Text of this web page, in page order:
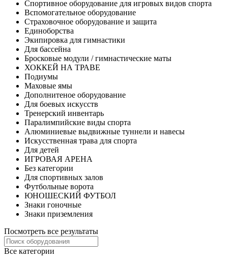
Спортивное оборудование для игровых видов спорта
Вспомогательное оборудование
Страховочное оборудование и защита
Единоборства
Экипировка для гимнастики
Для бассейна
Бросковые модули / гимнастические маты
ХОККЕЙ НА ТРАВЕ
Подиумы
Маховые ямы
Дополнитеное оборудование
Для боевых искусств
Тренерский инвентарь
Паралимпийские виды спорта
Алюминиевые выдвижные туннели и навесы
Искусственная трава для спорта
Для детей
ИГРОВАЯ АРЕНА
Без категории
Для спортивных залов
Футбольные ворота
ЮНОШЕСКИЙ ФУТБОЛ
Знаки гоночные
Знаки приземления
Посмотреть все результаты
Все категории